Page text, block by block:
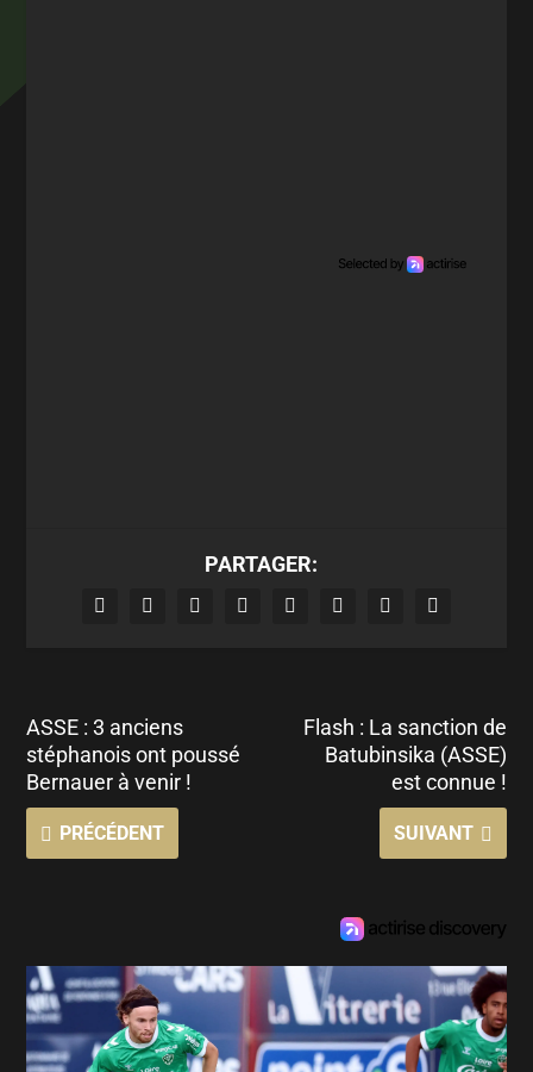
PARTAGER:
ASSE : 3 anciens
stéphanois ont poussé
Bernauer à venir !
PRÉCÉDENT
Flash : La sanction de
Batubinsika (ASSE)
est connue !
SUIVANT